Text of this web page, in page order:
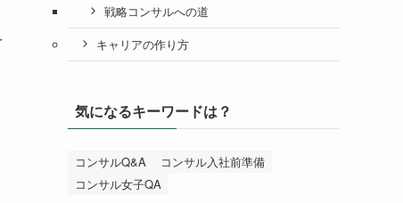
戦略コンサルへの道
キャリアの作り方
気になるキーワードは？
コンサルQ&A
コンサル入社前準備
コンサル女子QA